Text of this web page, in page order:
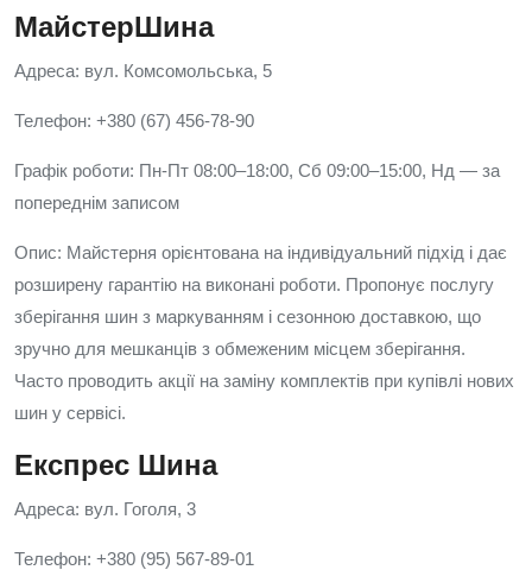
МайстерШина
Адреса: вул. Комсомольська, 5
Телефон: +380 (67) 456-78-90
Графік роботи: Пн-Пт 08:00–18:00, Сб 09:00–15:00, Нд — за
попереднім записом
Опис: Майстерня орієнтована на індивідуальний підхід і дає
розширену гарантію на виконані роботи. Пропонує послугу
зберігання шин з маркуванням і сезонною доставкою, що
зручно для мешканців з обмеженим місцем зберігання.
Часто проводить акції на заміну комплектів при купівлі нових
шин у сервісі.
Експрес Шина
Адреса: вул. Гоголя, 3
Телефон: +380 (95) 567-89-01